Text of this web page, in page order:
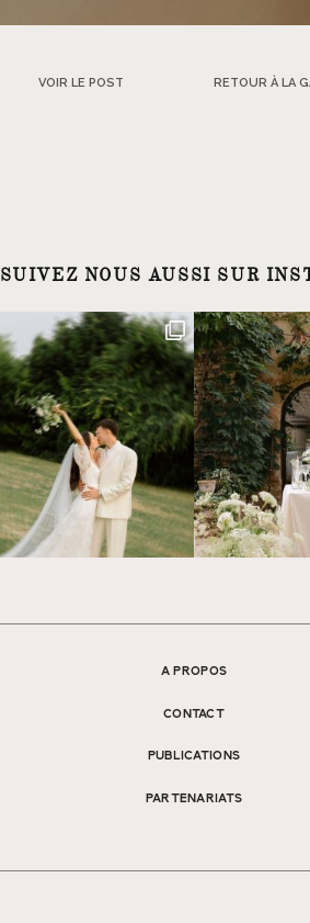
VOIR LE POST RETOUR À LA
SUIVEZ NOUS AUSSI SUR
A PROPOS
CONTACT
PUBLICATIONS
PARTENARIATS